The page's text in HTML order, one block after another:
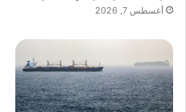
أغسطس 7, 2026